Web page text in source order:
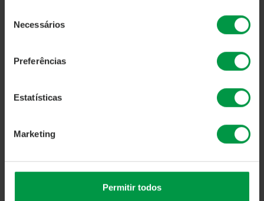
Necessários
Preferências
Estatísticas
Marketing
Permitir todos